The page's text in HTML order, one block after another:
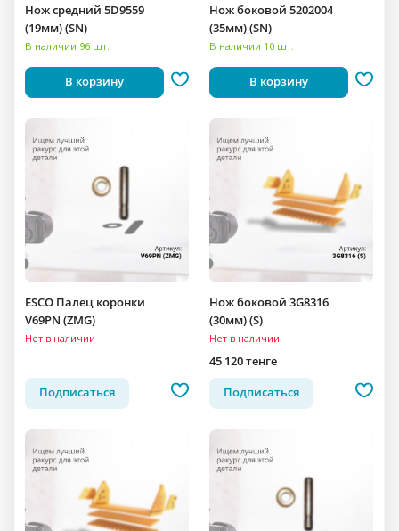
Нож средний 5D9559
(19мм) (SN)
В наличии 96 шт.
В корзину
Нож боковой 5202004
(35мм) (SN)
В наличии 10 шт.
В корзину
ESCO Палец коронки
V69PN (ZMG)
Нет в наличии
Подписаться
Нож боковой 3G8316
(30мм) (S)
Нет в наличии
45 120 тенге
Подписаться